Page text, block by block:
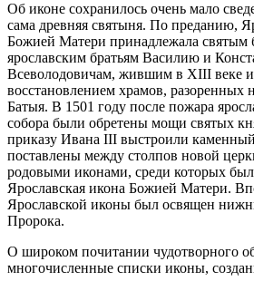
Об иконе сохранилось очень мало
сама древняя святыня. По преданию,
Божией Матери принадлежала святым
ярославским братьям Василию и
Всеволодовичам, жившим в XIII веке
восстановлением храмов, разоренных
Батыя. В 1501 году после пожара
собора были обретены мощи святых
приказу Ивана III выстроили
поставлены между столпов новой
родовыми иконами, среди которых
Ярославская икона Божией Матери.
Ярославской иконы был освящен
Пророка.
О широком почитании чудотворного
многочисленные списки иконы,